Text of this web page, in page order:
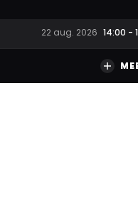
22 aug. 2026 14:00 -